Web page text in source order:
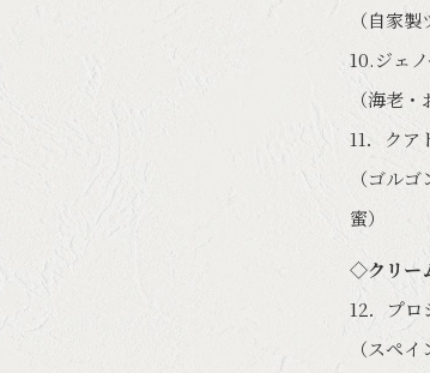
（自家
10.ジェ
（海老
11．ク
（ゴル
蜜）
◇クリー
12．プ
（スペ